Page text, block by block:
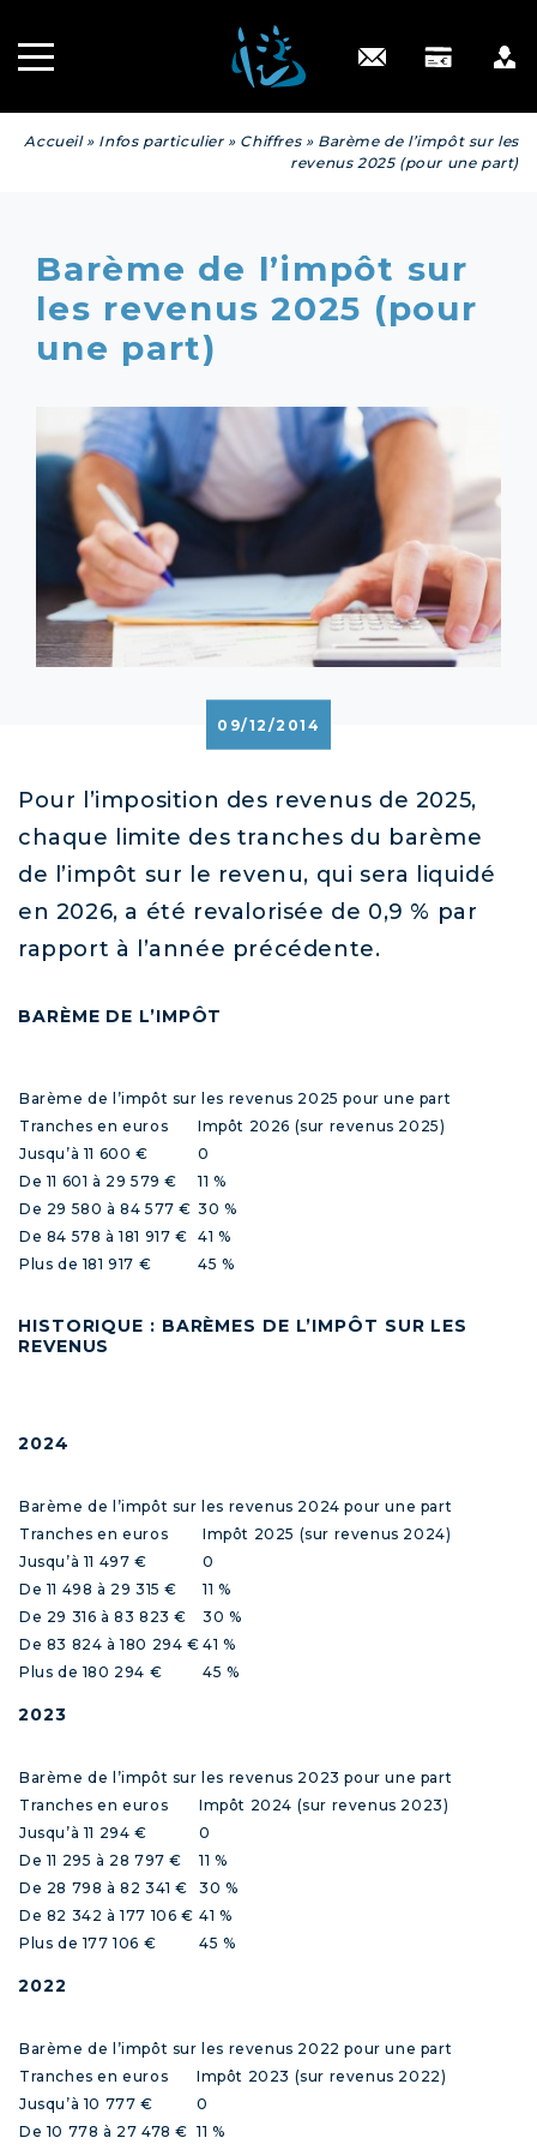
Engagé RSE
Contact
Accueil» Infos particulier» Chiffres» Barème de l’impôt sur les
revenus 2025 (pour une part)
Barème de l’impôt sur
les revenus 2025 (pour
une part)
09/12/2014
Pour l’imposition des revenus de 2025,
chaque limite des tranches du barème
de l’impôt sur le revenu, qui sera liquidé
en 2026, a été revalorisée de 0,9 % par
rapport à l’année précédente.
BARÈME DE L’IMPÔT
Barème de l’impôt sur les revenus 2025 pour une part
Tranches en euros
Impôt 2026 (sur revenus 2025)
Jusqu’à 11 600 €
0
De 11 601 à 29 579 €
11 %
De 29 580 à 84 577 € 30 %
De 84 578 à 181 917 € 41 %
Plus de 181 917 €
45 %
HISTORIQUE : BARÈMES DE L’IMPÔT SUR LES
REVENUS
2024
Barème de l’impôt sur les revenus 2024 pour une part
Tranches en euros
Impôt 2025 (sur revenus 2024)
Jusqu’à 11 497 €
0
De 11 498 à 29 315 €
11 %
De 29 316 à 83 823 €
30 %
De 83 824 à 180 294 € 41 %
Plus de 180 294 €
45 %
2023
Barème de l’impôt sur les revenus 2023 pour une part
Tranches en euros
Impôt 2024 (sur revenus 2023)
Jusqu’à 11 294 €
0
De 11 295 à 28 797 €
11 %
De 28 798 à 82 341 €
30 %
De 82 342 à 177 106 € 41 %
Plus de 177 106 €
45 %
2022
Barème de l’impôt sur les revenus 2022 pour une part
Tranches en euros
Impôt 2023 (sur revenus 2022)
Jusqu’à 10 777 €
0
De 10 778 à 27 478 € 11 %